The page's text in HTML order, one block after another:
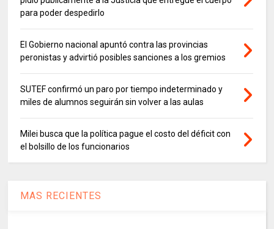
para poder despedirlo
El Gobierno nacional apuntó contra las provincias
peronistas y advirtió posibles sanciones a los gremios
SUTEF confirmó un paro por tiempo indeterminado y
miles de alumnos seguirán sin volver a las aulas
Milei busca que la política pague el costo del déficit con
el bolsillo de los funcionarios
MAS RECIENTES